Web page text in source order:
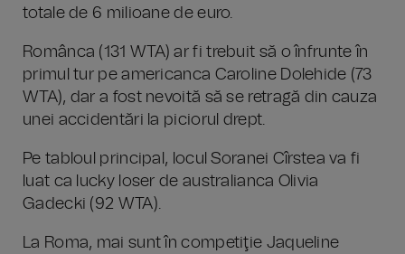
totale de 6 milioane de euro.
Românca (131 WTA) ar fi trebuit să o înfrunte în
primul tur pe americanca Caroline Dolehide (73
WTA), dar a fost nevoită să se retragă din cauza
unei accidentări la piciorul drept.
Pe tabloul principal, locul Soranei Cîrstea va fi
luat ca lucky loser de australianca Olivia
Gadecki (92 WTA).
La Roma, mai sunt în competiţie Jaqueline